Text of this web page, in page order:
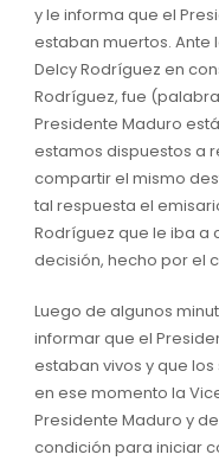
y le informa que el
estaban muertos. Ante
Delcy Rodríguez en
Rodríguez, fue
Presidente Maduro
estamos dispuestos a
compartir el mismo
tal respuesta el
Rodríguez que le iba a
decisión, hecho por el
Luego de algunos
informar que el
estaban vivos y que
en ese momento la
Presidente Maduro y
condición para iniciar